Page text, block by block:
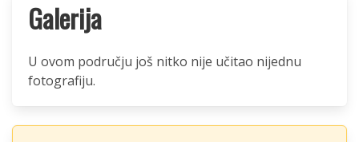
Galerija
U ovom području još nitko nije učitao nijednu
fotografiju.